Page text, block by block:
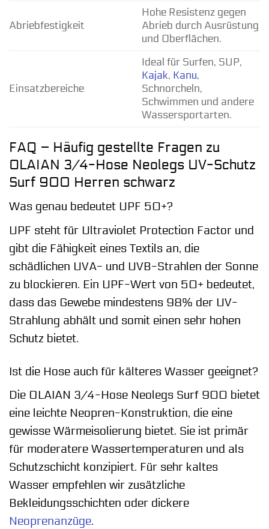
Abriebfestigkeit
Hohe Resistenz gegen
Abrieb durch Ausrüstung
und Oberflächen.
Einsatzbereiche
Ideal für Surfen, SUP,
Kajak, Kanu,
Schnorcheln,
Schwimmen und andere
Wassersportarten.
FAQ – Häufig gestellte Fragen zu
OLAIAN 3/4-Hose Neolegs UV-Schutz
Surf 900 Herren schwarz
Was genau bedeutet UPF 50+?
UPF steht für Ultraviolet Protection Factor und
gibt die Fähigkeit eines Textils an, die
schädlichen UVA- und UVB-Strahlen der Sonne
zu blockieren. Ein UPF-Wert von 50+ bedeutet,
dass das Gewebe mindestens 98% der UV-
Strahlung abhält und somit einen sehr hohen
Schutz bietet.
Ist die Hose auch für kälteres Wasser geeignet?
Die OLAIAN 3/4-Hose Neolegs Surf 900 bietet
eine leichte Neopren-Konstruktion, die eine
gewisse Wärmeisolierung bietet. Sie ist primär
für moderatere Wassertemperaturen und als
Schutzschicht konzipiert. Für sehr kaltes
Wasser empfehlen wir zusätzliche
Bekleidungsschichten oder dickere
Neoprenanzüge.